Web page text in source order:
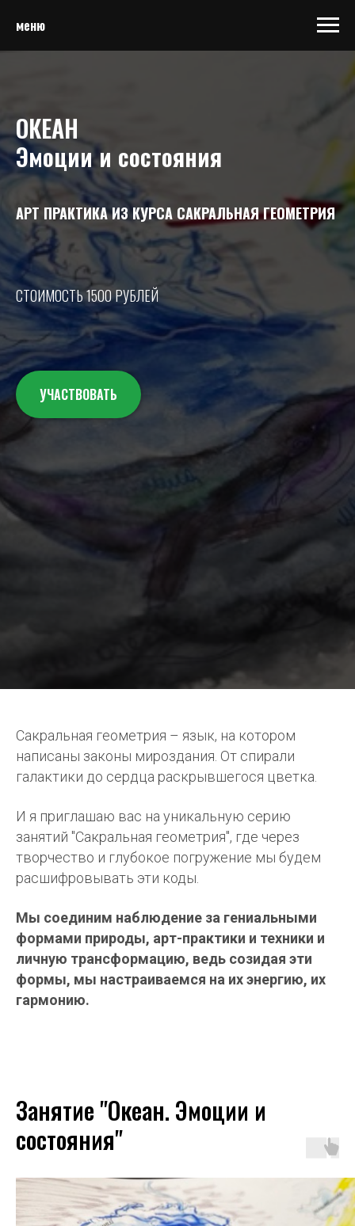
меню
ОКЕАН
Эмоции и состояния
АРТ ПРАКТИКА ИЗ КУРСА САКРАЛЬНАЯ ГЕОМЕТРИЯ
СТОИМОСТЬ 1500 РУБЛЕЙ
УЧАСТВОВАТЬ
Сакральная геометрия – язык, на котором
написаны законы мироздания. От спирали
галактики до сердца раскрывшегося цветка.
И я приглашаю вас на уникальную серию
занятий "Сакральная геометрия", где через
творчество и глубокое погружение мы будем
расшифровывать эти коды.
Мы соединим наблюдение за гениальными
формами природы, арт-практики и техники и
личную трансформацию, ведь созидая эти
формы, мы настраиваемся на их энергию, их
гармонию.
Занятие "Океан. Эмоции и
состояния"